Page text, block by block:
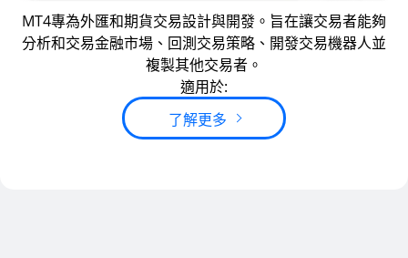
MT4專為外匯和期貨交易設計與開發。旨在讓交易者能夠
分析和交易金融市場、回測交易策略、開發交易機器人並
複製其他交易者。
適用於:
了解更多